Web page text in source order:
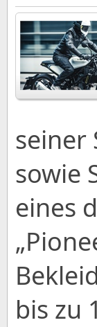
seiner
sowie
eines
bis zu